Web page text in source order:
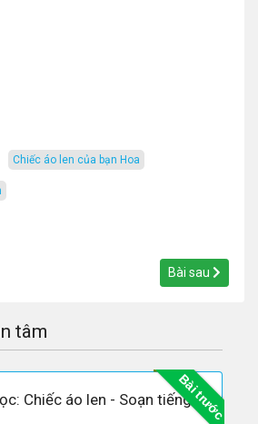
chiếc áo len của bạn Hoa
Bài sau
tâm
Bài trước
Soạn bài Tập đọc: Chiếc áo len - Soạn tiếng việt lớp 3